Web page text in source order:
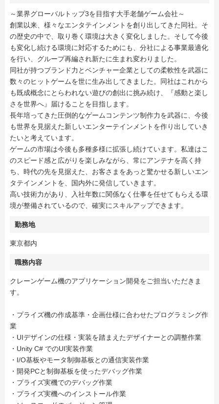
～業界グローバルトップ3を目指す大手老舗ゲーム会社～
創業以来、様々なエンタテインメントを創り出してきた同社。そ
の歴史の中で、取り巻く環境は大きく変化しました。そして今後
も変化し続ける環境に対応するためにも、分社による事業最適化
を行い、グループ再編され新たに生まれ変わりました。
同社が持つブランド力とベンチャー企業としての柔軟性を武器に
数々のヒットゲームを世に生み出してきました。同社はこれから
も既成概念にとらわれない遊びの創出に挑み続け、『感動と楽し
さを世界へ』届けることを目指します。
長年培ってきた圧倒的なゲームコンテンツ制作力を武器に、今後
も世界を見据えた新しいエンターテインメントを作り出していき
たいと考えています。
ゲームの市場は今後も多種多様に拡張し続けています。私達はこ
のスピード感と広がりを楽しみながら、常にアンテナを高く持
ち、時代の先を見据えた、お客さまをあっと驚かせる新しいエン
タテインメントを、国内外に発信していきます。
高い技術力があり、入社年数に関係なく仕事を任せてもらえる環
境が整備されているので、確実にスキルアップできます。
勤務地
東京都内
職務内容
クレーンゲーム機のアプリケーション開発をご担当いただきま
す。
・プライズ機の作成基準・企画仕様に合わせたプログラミング作
業
・UIデザインの仕様・実装を踏まえたデザイナーとの調整作業
・Unity C# でのUI実装作業
・I/O基板やモータ制御基板との通信実装作業
・開発PCと制御基板を使ったデバッグ作業
・プライズ実機でのデバッグ作業
・プライズ実機へのインストール作業